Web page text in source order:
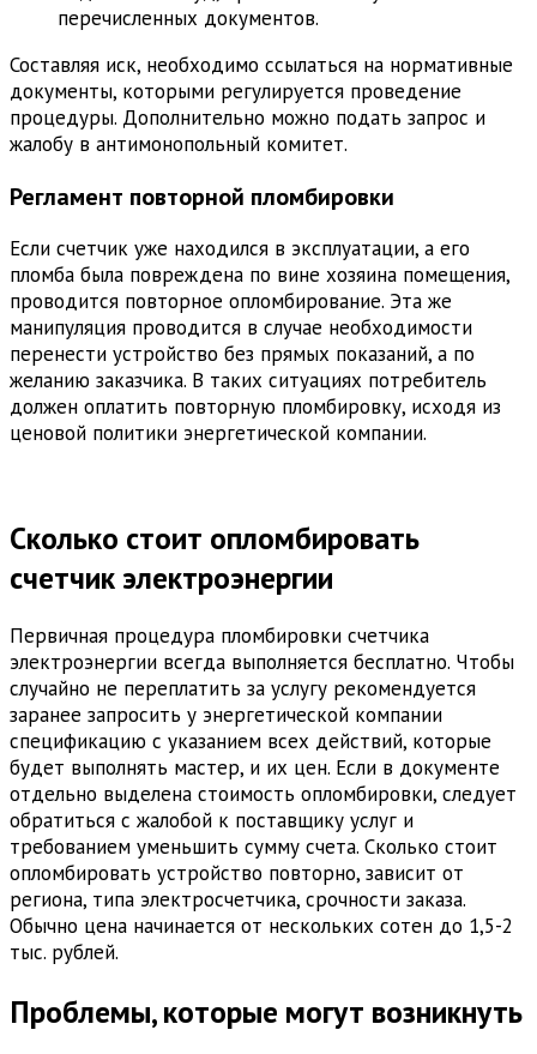
перечисленных документов.
Составляя иск, необходимо ссылаться на нормативные
документы, которыми регулируется проведение
процедуры. Дополнительно можно подать запрос и
жалобу в антимонопольный комитет.
Регламент повторной пломбировки
Если счетчик уже находился в эксплуатации, а его
пломба была повреждена по вине хозяина помещения,
проводится повторное опломбирование. Эта же
манипуляция проводится в случае необходимости
перенести устройство без прямых показаний, а по
желанию заказчика. В таких ситуациях потребитель
должен оплатить повторную пломбировку, исходя из
ценовой политики энергетической компании.
Сколько стоит опломбировать
счетчик электроэнергии
Первичная процедура пломбировки счетчика
электроэнергии всегда выполняется бесплатно. Чтобы
случайно не переплатить за услугу рекомендуется
заранее запросить у энергетической компании
спецификацию с указанием всех действий, которые
будет выполнять мастер, и их цен. Если в документе
отдельно выделена стоимость опломбировки, следует
обратиться с жалобой к поставщику услуг и
требованием уменьшить сумму счета. Сколько стоит
опломбировать устройство повторно, зависит от
региона, типа электросчетчика, срочности заказа.
Обычно цена начинается от нескольких сотен до 1,5-2
тыс. рублей.
Проблемы, которые могут возникнуть